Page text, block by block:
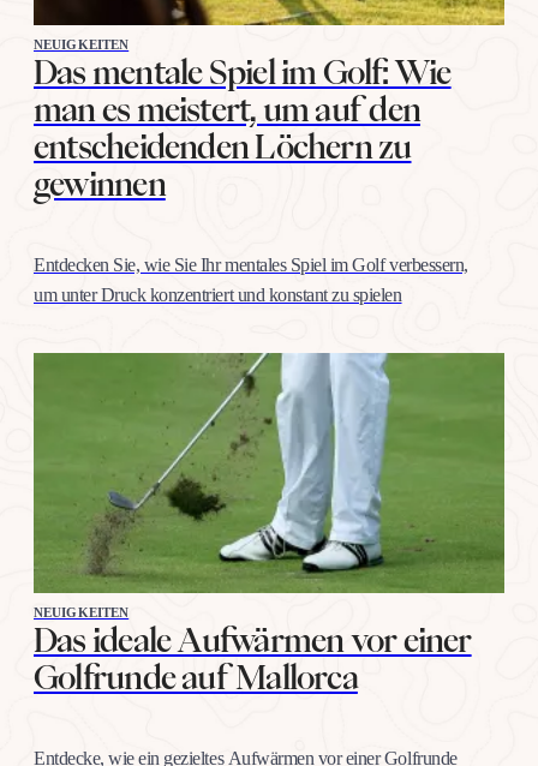
NEUIGKEITEN
Das mentale Spiel im Golf: Wie
man es meistert, um auf den
entscheidenden Löchern zu
gewinnen
Entdecken Sie, wie Sie Ihr mentales Spiel im Golf verbessern,
um unter Druck konzentriert und konstant zu spielen
NEUIGKEITEN
Das ideale Aufwärmen vor einer
Golfrunde auf Mallorca
Entdecke, wie ein gezieltes Aufwärmen vor einer Golfrunde